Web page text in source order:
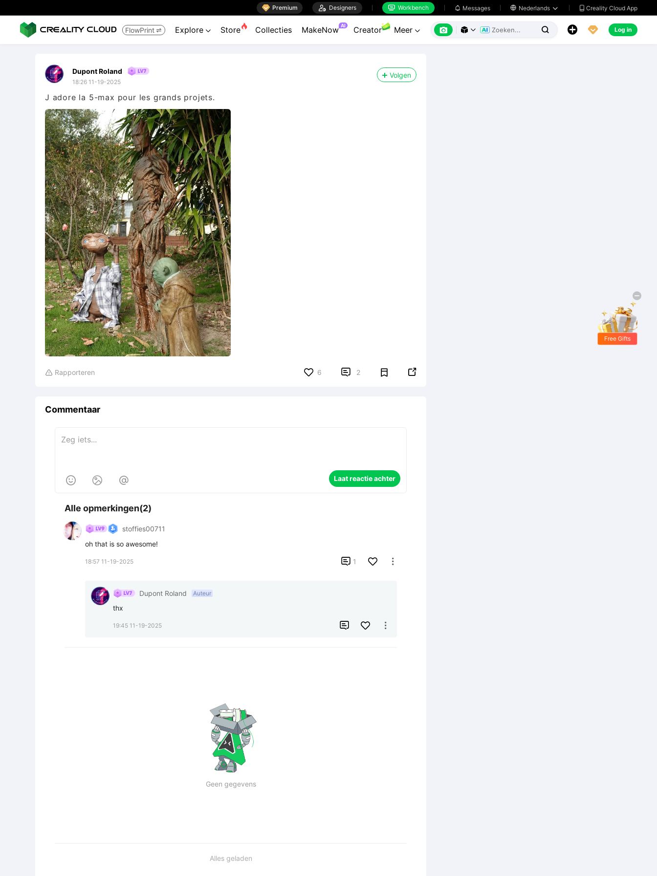
 Premium  Designers  Workbench  Messages  Nederlands   Creality Cloud App
FlowPrint  Explore  Store Collecties MakeNow AI Creator Meer        Log in
Dupont Roland
18:26 11-19-2025
Volgen
J adore la 5-max pour les grands projets.
 Rapporteren 6  2 
Commentaar
   Laat reactie achter
Alle opmerkingen(2)
stoffies00711
oh that is so awesome!
18:57 11-19-2025  1 
Dupont Roland Auteur
thx
19:45 11-19-2025  
Geen gegevens
Alles geladen
Free Gifts